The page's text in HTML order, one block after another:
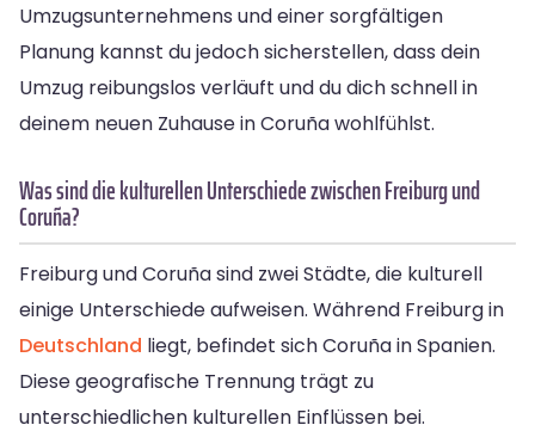
Umzugsunternehmens und einer sorgfältigen
Planung kannst du jedoch sicherstellen, dass dein
Umzug reibungslos verläuft und du dich schnell in
deinem neuen Zuhause in Coruña wohlfühlst.
Was sind die kulturellen Unterschiede zwischen Freiburg und
Coruña?
Freiburg und Coruña sind zwei Städte, die kulturell
einige Unterschiede aufweisen. Während Freiburg in
Deutschland liegt, befindet sich Coruña in Spanien.
Diese geografische Trennung trägt zu
unterschiedlichen kulturellen Einflüssen bei.